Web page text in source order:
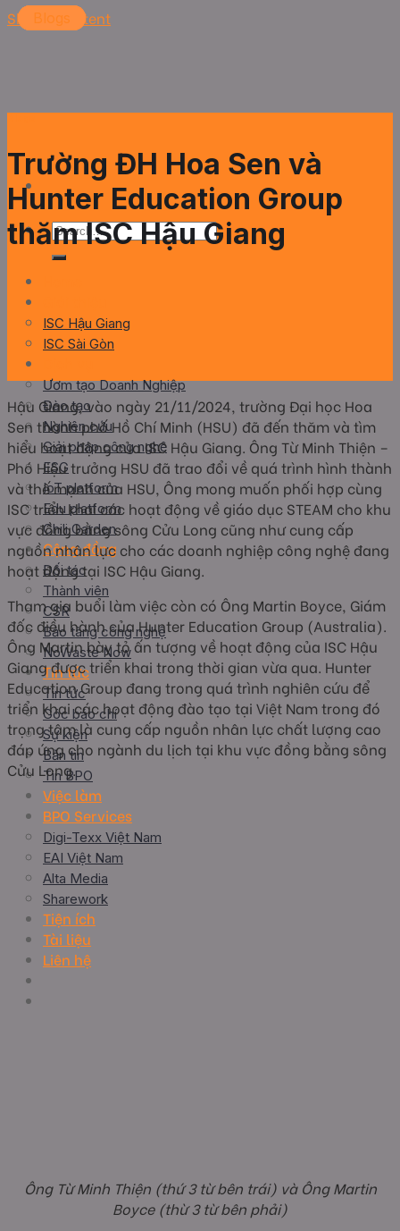
Skip to content
ISC Hậu Giang
ISC Sài Gòn
Ươm tạo Doanh Nghiệp
Đào tạo
Nghiên cứu
Giải pháp công nghệ
ESG
IoT platform
Edu platform
Chili Garden
Cộng đồng
Đối tác
Thành viên
CSR
Bảo tàng công nghệ
NoWaste Now
Tin tức
Tin tức
Góc báo chí
Sự kiện
Bản tin
Tin BPO
Việc làm
BPO Services
Digi-Texx Việt Nam
EAI Việt Nam
Alta Media
Sharework
Tiện ích
Tài liệu
Liên hệ
Trường ĐH Hoa Sen và
Hunter Education Group
thăm ISC Hậu Giang
Hậu Giang, vào ngày 21/11/2024, trường Đại học Hoa
Sen thành phố Hồ Chí Minh (HSU) đã đến thăm và tìm
hiểu hoạt động của ISC Hậu Giang. Ông Từ Minh Thiện –
Phó Hiệu trưởng HSU đã trao đổi về quá trình hình thành
và thế mạnh của HSU, Ông mong muốn phối hợp cùng
ISC triển khai các hoạt động về giáo dục STEAM cho khu
vực đồng bằng sông Cửu Long cũng như cung cấp
nguồn nhân lực cho các doanh nghiệp công nghệ đang
hoạt động tại ISC Hậu Giang.
Tham gia buổi làm việc còn có Ông Martin Boyce, Giám
đốc điều hành của Hunter Education Group (Australia).
Ông Martin bày tỏ ấn tượng về hoạt động của ISC Hậu
Giang được triển khai trong thời gian vừa qua. Hunter
Education Group đang trong quá trình nghiên cứu để
triển khai các hoạt động đào tạo tại Việt Nam trong đó
trọng tâm là cung cấp nguồn nhân lực chất lượng cao
đáp ứng cho ngành du lịch tại khu vực đồng bằng sông
Cửu Long.
Ông Từ Minh Thiện (thứ 3 từ bên trái) và Ông Martin
Boyce (thừ 3 từ bên phải)
Blogs
Blogs
Blogs
Blogs